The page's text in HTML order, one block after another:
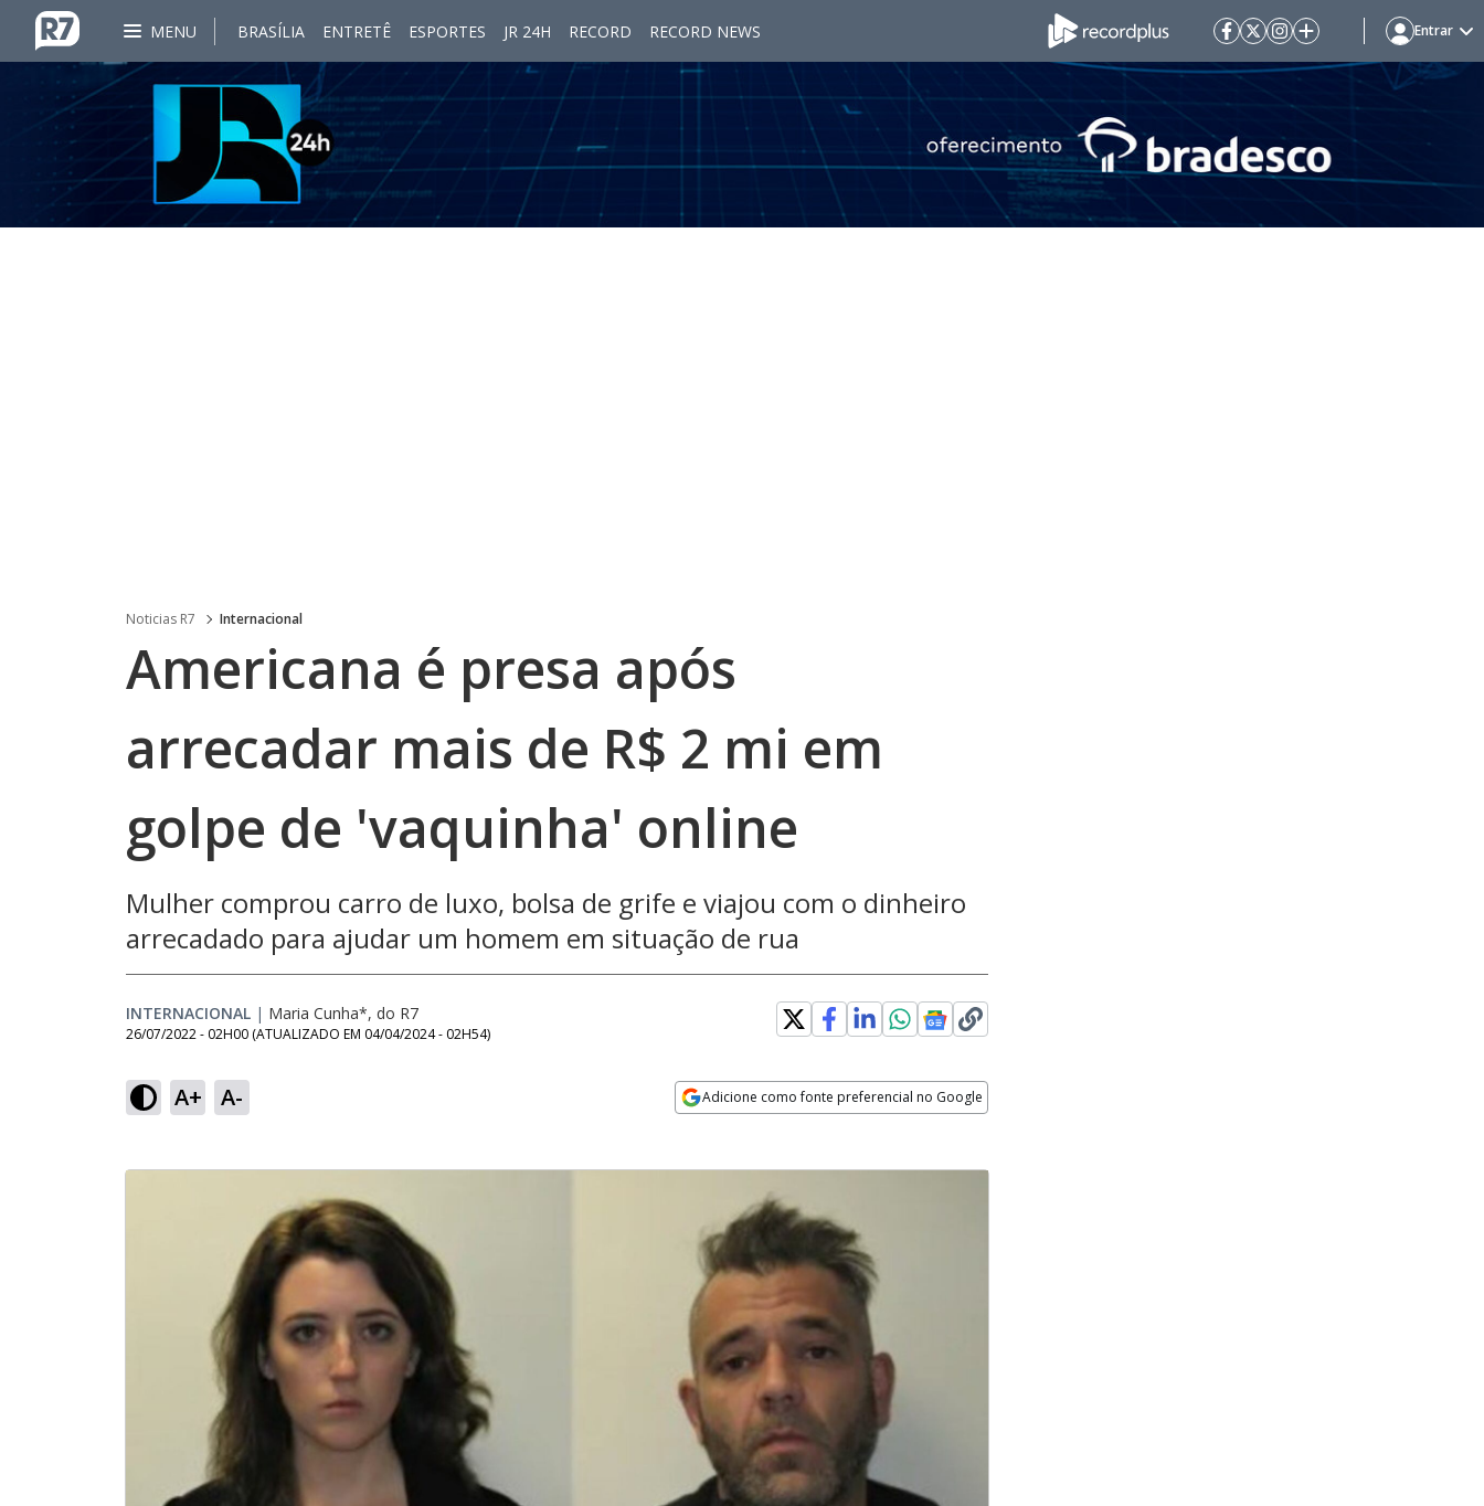
MENU BRASÍLIA ENTRETÊ ESPORTES JR 24H RECORD RECORD NEWS Entrar
Noticias R7 Internacional
Americana é presa após
arrecadar mais de R$ 2 mi em
golpe de 'vaquinha' online
Mulher comprou carro de luxo, bolsa de grife e viajou com o dinheiro
arrecadado para ajudar um homem em situação de rua
INTERNACIONAL | Maria Cunha*, do R7
26/07/2022 - 02H00 (ATUALIZADO EM 04/04/2024 - 02H54)
A+ A- Adicione como fonte preferencial no Google